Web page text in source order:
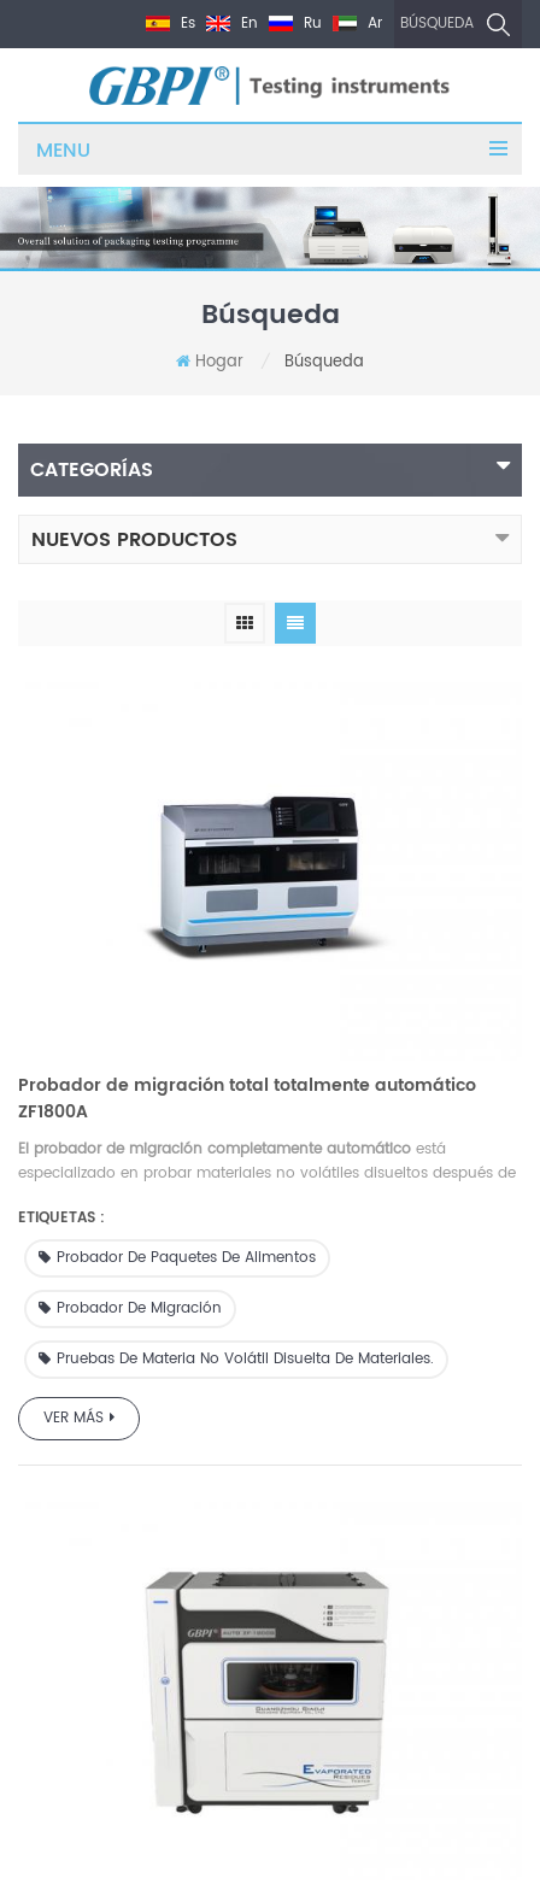
BÚSQUEDA
Es En Ru Ar
MENU
Búsqueda
Hogar Búsqueda
CATEGORÍAS
NUEVOS PRODUCTOS
Probador de migración total totalmente automático
ZF1800A
El probador de migración completamente automático está
especializado en probar materiales no volátiles disueltos después de
ETIQUETAS :
Probador De Paquetes De Alimentos
Probador De Migración
Pruebas De Materia No Volátil Disuelta De Materiales.
VER MÁS